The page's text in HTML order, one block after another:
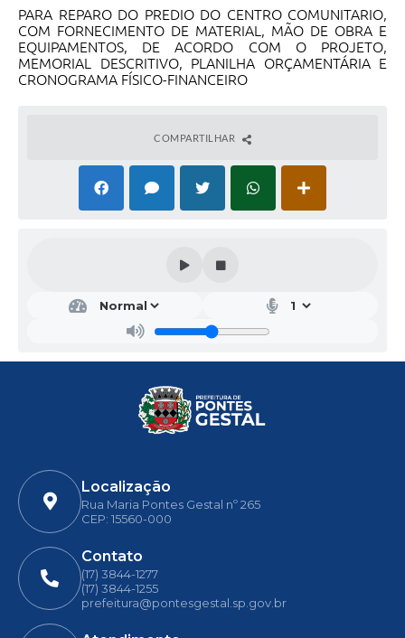
PARA REPARO DO PREDIO DO CENTRO COMUNITARIO,
COM FORNECIMENTO DE MATERIAL, MÃO DE OBRA E
EQUIPAMENTOS, DE ACORDO COM O PROJETO,
MEMORIAL DESCRITIVO, PLANILHA ORÇAMENTÁRIA E
CRONOGRAMA FÍSICO-FINANCEIRO
COMPARTILHAR
Localização
Rua Maria Pontes Gestal nº 265
CEP: 15560-000
Contato
(17) 3844-1277
(17) 3844-1255
prefeitura@pontesgestal.sp.gov.br